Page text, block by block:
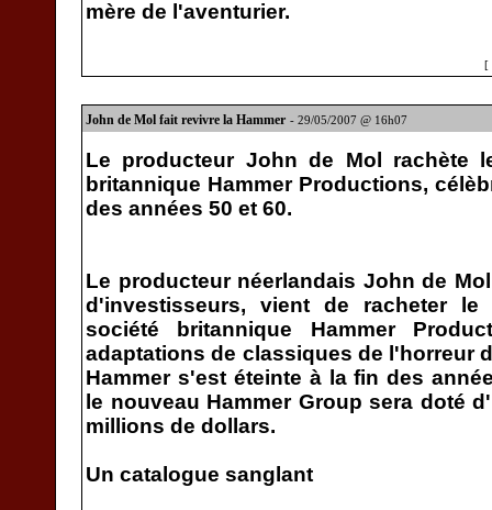
mère de l'aventurier.
[
John de Mol fait revivre la Hammer - 29/05/2007 @ 16h07
Le producteur John de Mol rachète
britannique Hammer Productions,
des années 50 et 60.
Le producteur néerlandais John de
d'investisseurs, vient de racheter
société britannique Hammer
adaptations de classiques de l'horreur
Hammer s'est éteinte à la fin des
le nouveau Hammer Group sera doté
millions de dollars.
Un catalogue sanglant